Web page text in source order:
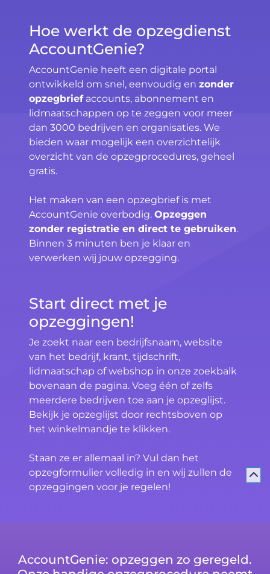
Hoe werkt de opzegdienst
AccountGenie?
AccountGenie heeft een digitale portal
ontwikkeld om snel, eenvoudig en zonder
opzegbriefaccounts, abonnement en
lidmaatschappen op te zeggen voor meer
dan 3000 bedrijven en organisaties. We
bieden waar mogelijk een overzichtelijk
overzicht van de opzegprocedures, geheel
gratis.
Het maken van een opzegbrief is met
AccountGenie overbodig. Opzeggen
zonder registratie en direct te gebruiken.
Binnen 3 minuten ben je klaar en
verwerken wij jouw opzegging.
Start direct met je
opzeggingen!
Je zoekt naar een bedrijfsnaam, website
van het bedrijf, krant, tijdschrift,
lidmaatschap of webshop in onze zoekbalk
bovenaan de pagina. Voeg één of zelfs
meerdere bedrijven toe aan je opzeglijst.
Bekijk je opzeglijst door rechtsboven op
het winkelmandje te klikken.
Staan ze er allemaal in? Vul dan het
opzegformulier volledig in en wij zullen de
opzeggingen voor je regelen!
AccountGenie: opzeggen zo geregeld.